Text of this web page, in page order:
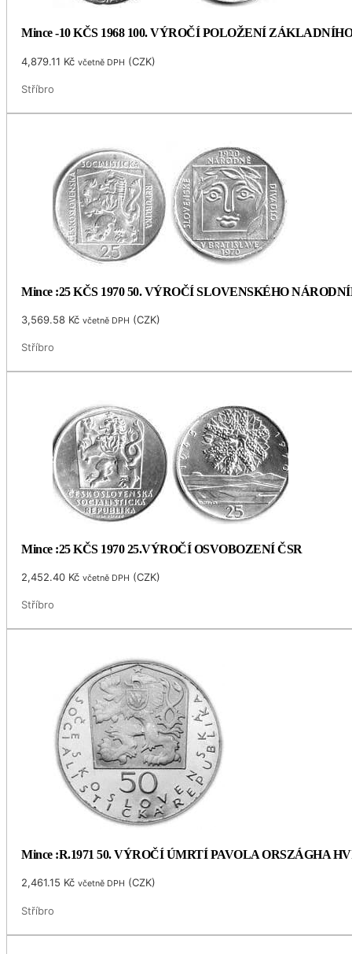
Mince -10 KČS 1968 100. VÝROČÍ POLOŽENÍ
4,879.11 Kč včetně DPH (CZK)
Stříbro
Mince :25 KČS 1970 50. VÝROČÍ SLOVENSKÉHO
3,569.58 Kč včetně DPH (CZK)
Stříbro
Mince :25 KČS 1970 25.VÝROČÍ OSVOBOZENÍ ČSR
2,452.40 Kč včetně DPH (CZK)
Stříbro
Mince :R.1971 50. VÝROČÍ ÚMRTÍ PAVOLA ORSZÁGHA
2,461.15 Kč včetně DPH (CZK)
Stříbro